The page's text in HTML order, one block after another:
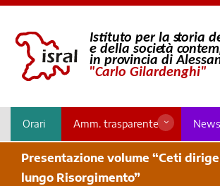
Orari Amm. trasparente News
Presentazione volume “Ceti
lungo Risorgimento”